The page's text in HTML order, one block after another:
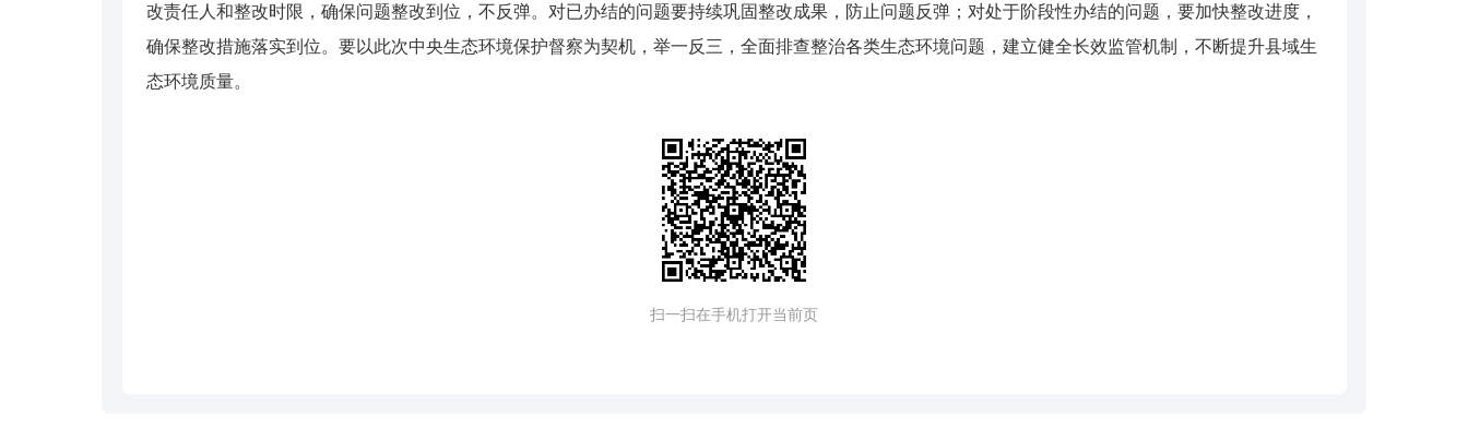
改责任人和整改时限，确保问题整改到位，不反弹。对已办结的问题要持续巩固整改成果，防止问题反弹；对处于阶段性办结的问题，要加快整改进度，
确保整改措施落实到位。要以此次中央生态环境保护督察为契机，举一反三，全面排查整治各类生态环境问题，建立健全长效监管机制，不断提升县域生
态环境质量。
扫一扫在手机打开当前页